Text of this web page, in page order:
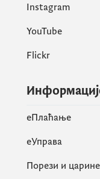
Instagram
YouTube
Flickr
eПлаћање
еУправа
Порези и царине